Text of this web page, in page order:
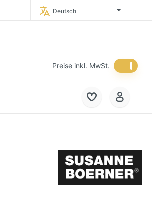
Deutsch
Preise inkl. MwSt.